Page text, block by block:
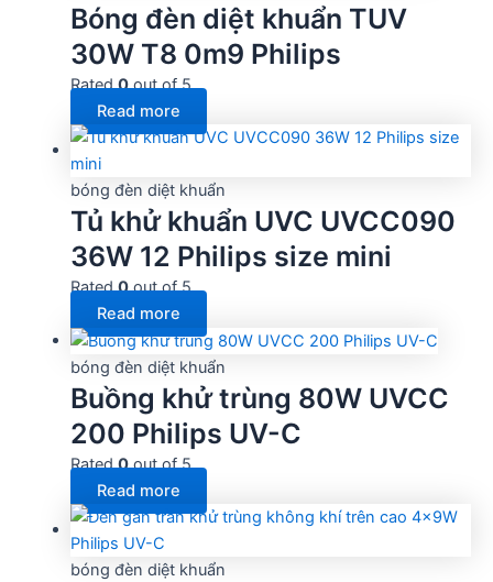
Bóng đèn diệt khuẩn TUV
30W T8 0m9 Philips
Rated0out of 5
Read more
bóng đèn diệt khuẩn
Tủ khử khuẩn UVC UVCC090
36W 12 Philips size mini
Rated0out of 5
Read more
bóng đèn diệt khuẩn
Buồng khử trùng 80W UVCC
200 Philips UV-C
Rated0out of 5
Read more
bóng đèn diệt khuẩn